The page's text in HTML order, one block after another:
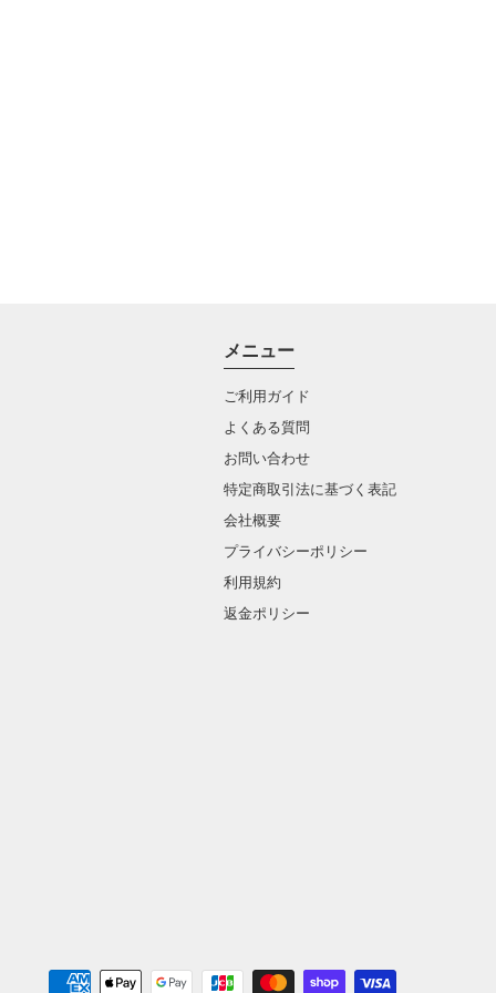
メニュー
ご利用ガイド
よくある質問
お問い合わせ
特定商取引法に基づく表記
会社概要
プライバシーポリシー
利用規約
返金ポリシー